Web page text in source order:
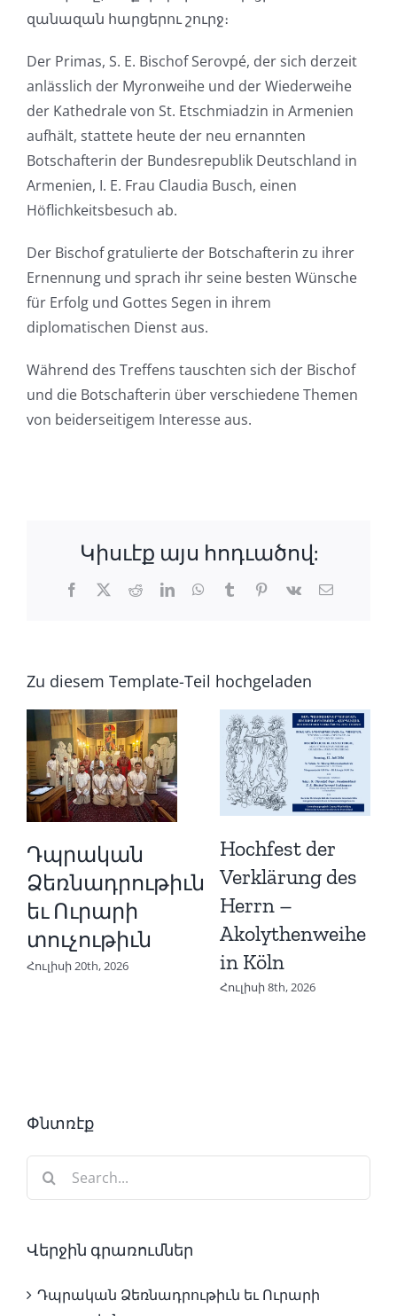
զանազան հարցերու շուրջ։
Der Primas, S. E. Bischof Serovpé, der sich derzeit
anlässlich der Myronweihe und der Wiederweihe
der Kathedrale von St. Etschmiadzin in Armenien
aufhält, stattete heute der neu ernannten
Botschafterin der Bundesrepublik Deutschland in
Armenien, I. E. Frau Claudia Busch, einen
Höflichkeitsbesuch ab.
Der Bischof gratulierte der Botschafterin zu ihrer
Ernennung und sprach ihr seine besten Wünsche
für Erfolg und Gottes Segen in ihrem
diplomatischen Dienst aus.
Während des Treffens tauschten sich der Bischof
und die Botschafterin über verschiedene Themen
von beiderseitigem Interesse aus.
Կիսւէք այս հոդւածով:
Ֆեյսբուք
X RedditLinkedInWhatsapp
tumblrPinterestՎկ Email
Zu diesem Template-Teil hochgeladen
Դպրական
Ձեռնադրութիւն
եւ Ուրարի
տուչութիւն
Հուլիսի 20th, 2026
Hochfest der
Verklärung des
Herrn –
Akolythenweihe
in Köln
Հուլիսի 8th, 2026
Փնտռէք
Search
for:
Վերջին գրառումներ
Դպրական Ձեռնադրութիւն եւ Ուրարի